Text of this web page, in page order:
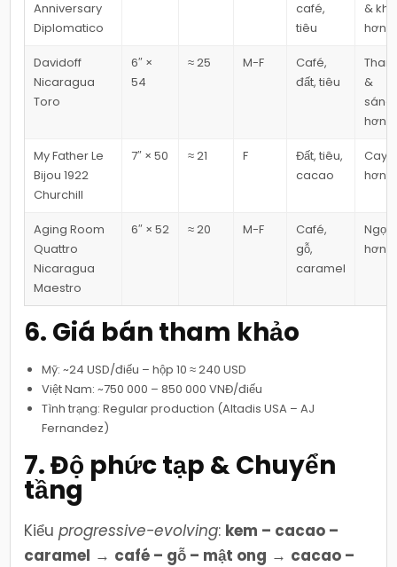
Anniversary
Diplomatico
café,
tiêu
& khô
hơn
Davidoff
Nicaragua
Toro
6″ ×
54
≈ 25 M-F
Café,
đất, tiêu
&
sáng
hơn
My Father Le
Bijou 1922
Churchill
7″ × 50 ≈ 21 F
Đất, tiêu,
cacao
Cay
hơn
Aging Room
Quattro
Nicaragua
Maestro
6″ × 52 ≈ 20 M-F
Café,
gỗ,
caramel
Ngọt
hơn
6. Giá bán tham khảo
Mỹ: ~24 USD/điếu – hộp 10 ≈ 240 USD
Việt Nam: ~750 000 – 850 000 VNĐ/điếu
Tình trạng: Regular production (Altadis USA – AJ
Fernandez)
7. Độ phức tạp & Chuyển
tầng
Kiểuprogressive-evolving: kem – cacao –
caramel → café – gỗ – mật ong → cacao –